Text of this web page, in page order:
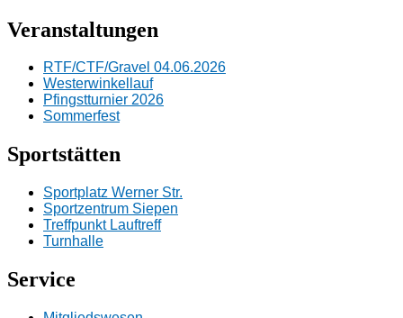
Veranstaltungen
RTF/CTF/Gravel 04.06.2026
Westerwinkellauf
Pfingstturnier 2026
Sommerfest
Sportstätten
Sportplatz Werner Str.
Sportzentrum Siepen
Treffpunkt Lauftreff
Turnhalle
Service